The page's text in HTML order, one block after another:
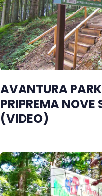
AVANTURA
PRIPREMA NOVE
(VIDEO)